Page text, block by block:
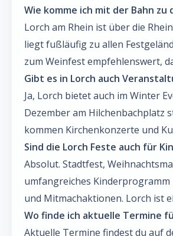
Wie komme ich mit der Bahn
Lorch am Rhein ist über die
liegt fußläufig zu allen
zum Weinfest empfehlenswert,
Gibt es in Lorch auch
Ja, Lorch bietet auch im Winter
Dezember am Hilchenbachplatz
kommen Kirchenkonzerte und
Sind die Lorch Feste auch für
Absolut. Stadtfest,
umfangreiches
und Mitmachaktionen. Lorch ist
Wo finde ich aktuelle Termine
Aktuelle Termine findest du auf